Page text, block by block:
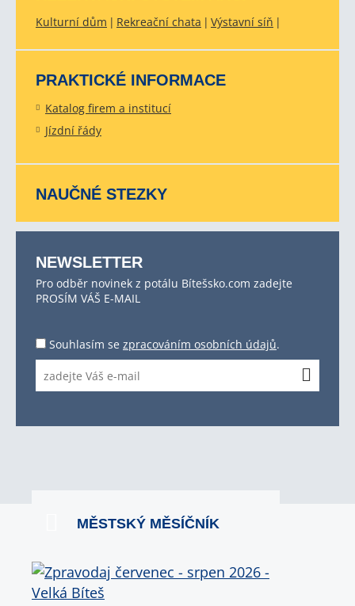
Kulturní dům Rekreační chata Výstavní síň
PRAKTICKÉ INFORMACE
Katalog firem a institucí
Jízdní řády
NAUČNÉ STEZKY
NEWSLETTER
Pro odběr novinek z potálu Bítešsko.com zadejte
PROSÍM VÁŠ E-MAIL
Souhlasím se zpracováním osobních údajů.
MĚSTSKÝ MĚSÍČNÍK